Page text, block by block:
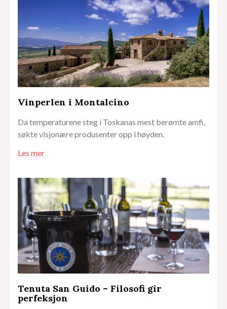
Vinperlen i Montalcino
Da temperaturene steg i Toskanas mest berømte amfi,
søkte visjonære produsenter opp i høyden.
Les mer
Tenuta San Guido – Filosofi gir
perfeksjon